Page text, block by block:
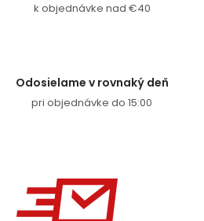
k objednávke nad €40
Odosielame v rovnaký deň
pri objednávke do 15:00